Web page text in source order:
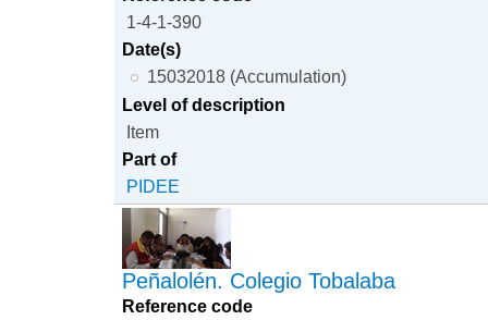
1-4-1-390
Date(s)
15032018 (Accumulation)
Level of description
Item
Part of
PIDEE
Peñalolén. Colegio Tobalaba
Reference code